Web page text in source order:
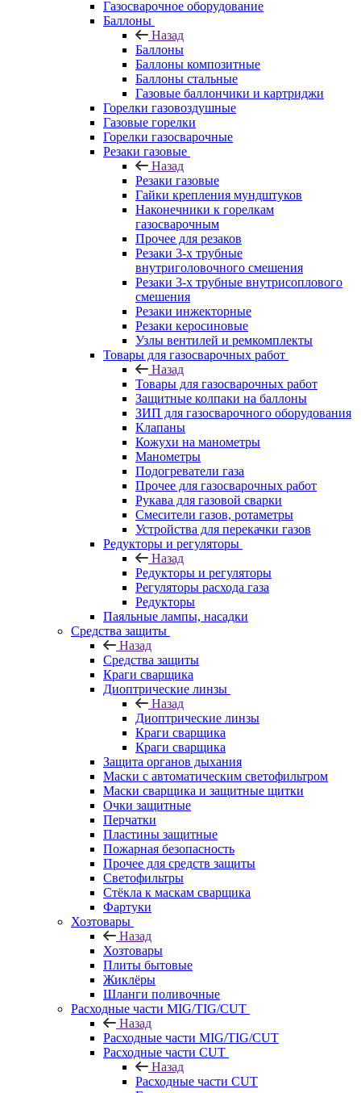
Газосварочное оборудование
Баллоны
Назад
Баллоны
Баллоны композитные
Баллоны стальные
Газовые баллончики и картриджи
Горелки газовоздушные
Газовые горелки
Горелки газосварочные
Резаки газовые
Назад
Резаки газовые
Гайки крепления мундштуков
Наконечники к горелкам
газосварочным
Прочее для резаков
Резаки 3-х трубные
внутриголовочного смешения
Резаки 3-х трубные внутрисоплового
смешения
Резаки инжекторные
Резаки керосиновые
Узлы вентилей и ремкомплекты
Товары для газосварочных работ
Назад
Товары для газосварочных работ
Защитные колпаки на баллоны
ЗИП для газосварочного оборудования
Клапаны
Кожухи на манометры
Манометры
Подогреватели газа
Прочее для газосварочных работ
Рукава для газовой сварки
Смесители газов, ротаметры
Устройства для перекачки газов
Редукторы и регуляторы
Назад
Редукторы и регуляторы
Регуляторы расхода газа
Редукторы
Паяльные лампы, насадки
Средства защиты
Назад
Средства защиты
Краги сварщика
Диоптрические линзы
Назад
Диоптрические линзы
Краги сварщика
Краги сварщика
Защита органов дыхания
Маски с автоматическим светофильтром
Маски сварщика и защитные щитки
Очки защитные
Перчатки
Пластины защитные
Пожарная безопасность
Прочее для средств защиты
Светофильтры
Стёкла к маскам сварщика
Фартуки
Хозтовары
Назад
Хозтовары
Плиты бытовые
Жиклёры
Шланги поливочные
Расходные части MIG/TIG/CUT
Назад
Расходные части MIG/TIG/CUT
Расходные части CUT
Назад
Расходные части CUT